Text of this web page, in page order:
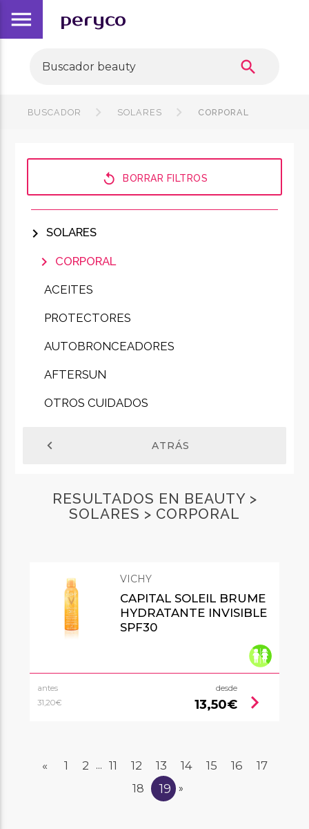
menu peryco
search
BUSCADOR SOLARES CORPORAL
replay BORRAR FILTROS
chevron_right SOLARES
chevron_right CORPORAL
ACEITES
PROTECTORES
AUTOBRONCEADORES
AFTERSUN
OTROS CUIDADOS
chevron_left ATRÁS
RESULTADOS EN BEAUTY >
SOLARES > CORPORAL
VICHY
CAPITAL SOLEIL BRUME
HYDRATANTE INVISIBLE
SPF30
antes
31,20€
desde
13,50€ chevron_right
« 1 2 ... 11 12 13 14 15 16
17
18
19 »